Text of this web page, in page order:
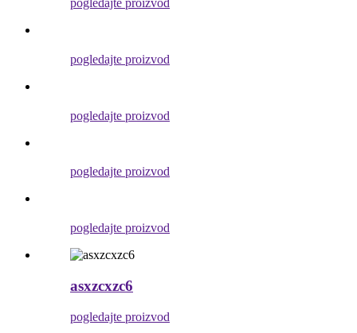
pogledajte proizvod
pogledajte proizvod
pogledajte proizvod
pogledajte proizvod
pogledajte proizvod
asxzcxzc6
pogledajte proizvod